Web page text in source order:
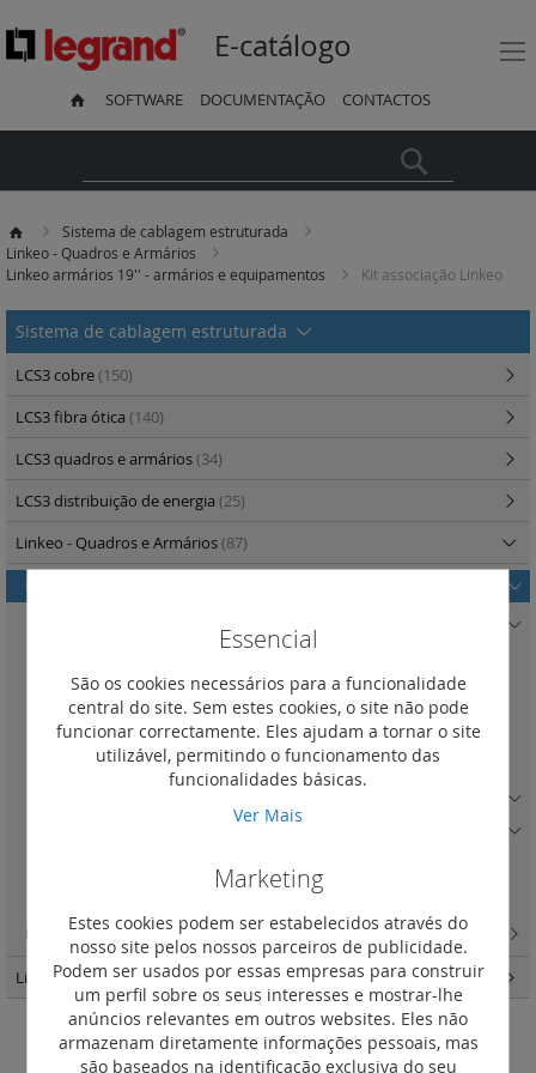
E-catálogo
SOFTWARE DOCUMENTAÇÃO CONTACTOS
Sistema de cablagem estruturada
Linkeo - Quadros e Armários
Linkeo armários 19'' - armários e equipamentos
Kit associação Linkeo
Kit associação Linkeo
Sistema de cablagem estruturada
LCS3 cobre(150)
LCS3 fibra ótica (140)
LCS3 quadros e armários(34)
LCS3 distribuição de energia (25)
Linkeo - Quadros e Armários(87)
Linkeo armários 19'' - armários e equipamentos
Montantes 19'' Linkeo
(4)
Bases Linkeo(4)
Kit ventilação Linkeo (2)
Linkeo quadro mural 19'' e 10'' (28)
Linkeo C cobre(31)
Essencial
São os cookies necessários para a funcionalidade
central do site. Sem estes cookies, o site não pode
funcionar correctamente. Eles ajudam a tornar o site
utilizável, permitindo o funcionamento das
funcionalidades básicas.
Ver Mais
Marketing
Estes cookies podem ser estabelecidos através do
nosso site pelos nossos parceiros de publicidade.
Podem ser usados por essas empresas para construir
um perfil sobre os seus interesses e mostrar-lhe
anúncios relevantes em outros websites. Eles não
armazenam diretamente informações pessoais, mas
são baseados na identificação exclusiva do seu